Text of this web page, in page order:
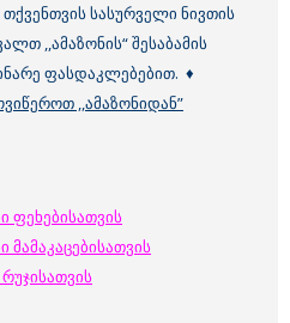
სასურველი ნივთის
,,ამაზონის“ შესაბამის
ფასდაკლებებით. ♦
,,ამაზონიდან”
ფეხებისათვის
მამაკაცებისათვის